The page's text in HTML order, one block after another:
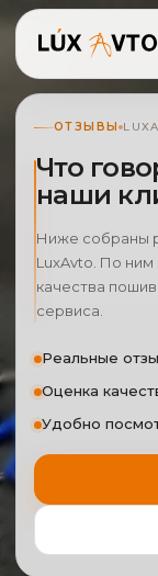
ОТЗЫВЫ
Что
наши
Ниже собраны
LuxAvto. По
качества
сервиса.
Реальные
Оценка
Удобно
с